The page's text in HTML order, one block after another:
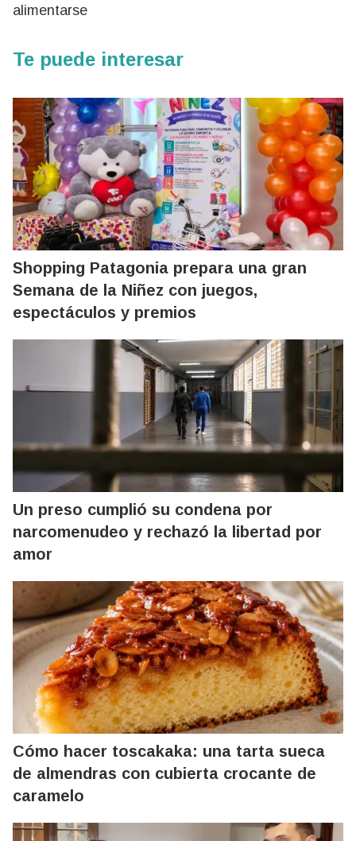
alimentarse
Te puede interesar
Shopping Patagonia prepara una gran
Semana de la Niñez con juegos,
espectáculos y premios
Un preso cumplió su condena por
narcomenudeo y rechazó la libertad por
amor
Cómo hacer toscakaka: una tarta sueca
de almendras con cubierta crocante de
caramelo